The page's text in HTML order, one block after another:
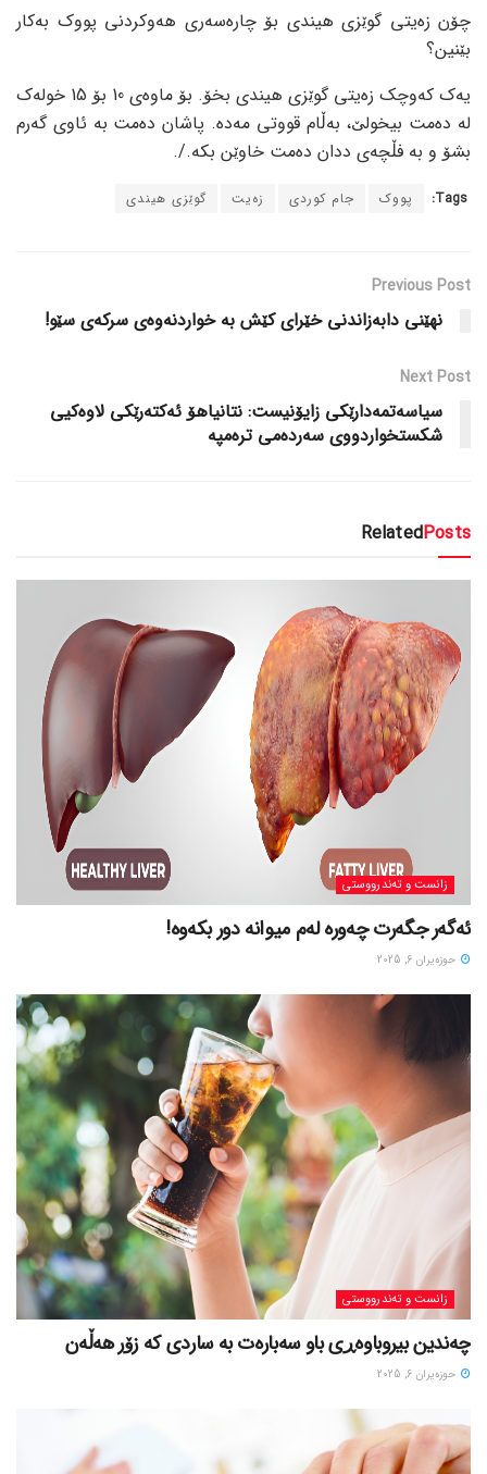
چۆن زەیتی گوێزی هیندی بۆ چارەسەری هەوکردنی پووک بەکار
بێنین؟
یەک کەوچک زەیتی گوێزی هیندی بخۆ. بۆ ماوەی 10 بۆ 15 خولەک
لە دەمت بیخولێ، بەڵام قووتی مەدە. پاشان دەمت بە ئاوی گەرم
بشۆ و بە فڵچەی ددان دەمت خاوێن بکە./.
Tags: پووک جام کوردی زەیت گوێزی هیندی
Previous Post
نهێنی دابەزاندنی خێرای کێش بە خواردنەوەی سرکەی سێو!
Next Post
سیاسەتمەدارێکی زایۆنیست: نتانیاهۆ ئەکتەرێکی لاوەکیی
شکستخواردووی سەردەمی ترەمپە
RelatedPosts
زانست و تەندرووستی
ئەگەر جگەرت چەورە لەم میوانە دور بکەوە!
حوزه‌یران 6, 2025
زانست و تەندرووستی
چەندین بیروباوەڕی باو سەبارەت بە ساردی کە زۆر هەڵەن
حوزه‌یران 6, 2025